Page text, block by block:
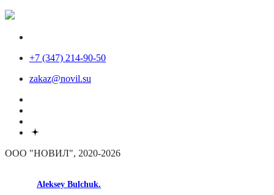
+7 (347) 214-90-50
zakaz@novil.su
ООО "НОВИЛ", 2020-2026
Aleksey Bulchuk.